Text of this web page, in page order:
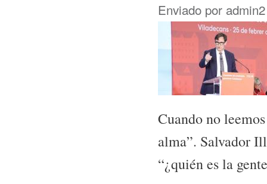
Enviado por admin2
Cuando no
alma”. Salvador
“¿quién es la